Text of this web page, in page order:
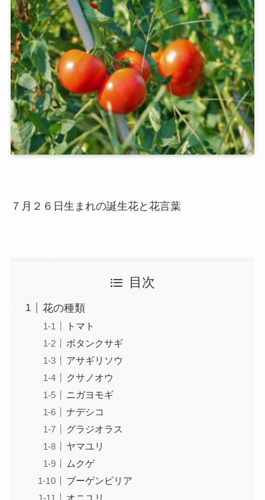
７月２６日生まれの誕生花と花言葉
目次
花の種類
トマト
ボタンクサギ
アサギリソウ
クサノオウ
ニガヨモギ
ナデシコ
グラジオラス
ヤマユリ
ムクゲ
ブーゲンビリア
オニユリ